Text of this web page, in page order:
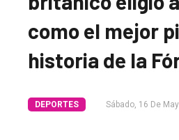
como el mejor
historia de la
DEPORTES Sábado, 16 De